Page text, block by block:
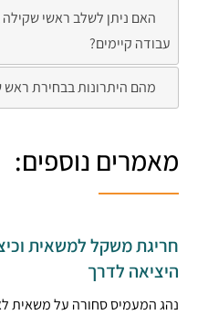
האם ניתן לשלב ראשי
עבודה קיימים?
מהם היתרונות בבחירת
מאמרים נוספים:
חריגת משקל למשאית
היציאה לדרך
נהג המעמיס סחורה על משאית